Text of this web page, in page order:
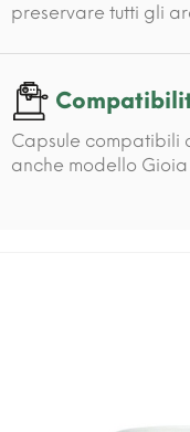
preservare tutti gli
Capsule compatibili
anche modello